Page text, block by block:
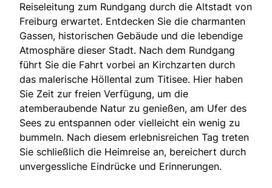
Reiseleitung zum Rundgang durch die Altstadt von
Freiburg erwartet. Entdecken Sie die charmanten
Gassen, historischen Gebäude und die lebendige
Atmosphäre dieser Stadt. Nach dem Rundgang
führt Sie die Fahrt vorbei an Kirchzarten durch
das malerische Höllental zum Titisee. Hier haben
Sie Zeit zur freien Verfügung, um die
atemberaubende Natur zu genießen, am Ufer des
Sees zu entspannen oder vielleicht ein wenig zu
bummeln. Nach diesem erlebnisreichen Tag treten
Sie schließlich die Heimreise an, bereichert durch
unvergessliche Eindrücke und Erinnerungen.